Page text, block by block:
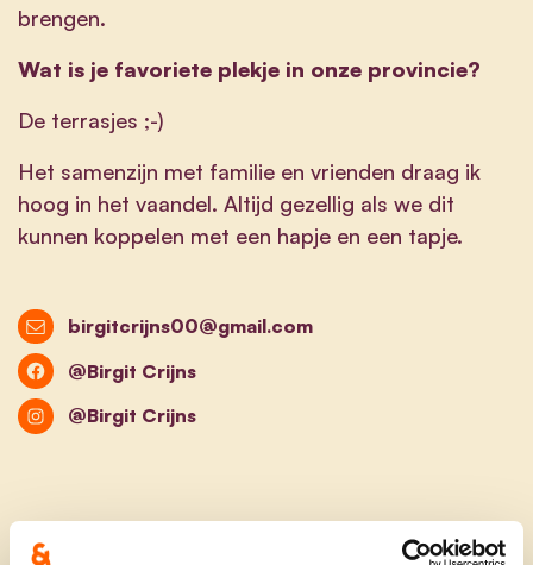
brengen.
Wat is je favoriete plekje in onze provincie?
De terrasjes ;-)
Het samenzijn met familie en vrienden draag ik
hoog in het vaandel. Altijd gezellig als we dit
kunnen koppelen met een hapje en een tapje.
birgitcrijns00@gmail.com
@Birgit Crijns
@Birgit Crijns